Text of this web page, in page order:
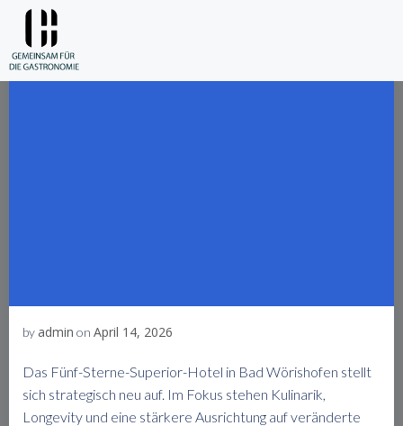
by admin on April 14, 2026
Das Fünf-Sterne-Superior-Hotel in Bad Wörishofen stellt
sich strategisch neu auf. Im Fokus stehen Kulinarik,
Longevity und eine stärkere Ausrichtung auf veränderte